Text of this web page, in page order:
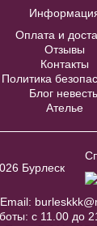
В
Купить
бордовое To
Оплата и
Отзывы
Контакты
Политика
Блог
Ателье
Бурлеск
Email:
с 11.00 до